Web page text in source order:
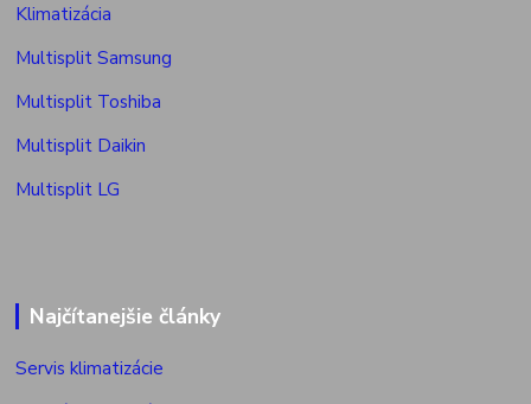
Klimatizácia
Multisplit Samsung
Multisplit Toshiba
Multisplit Daikin
Multisplit LG
Najčítanejšie články
Servis klimatizácie